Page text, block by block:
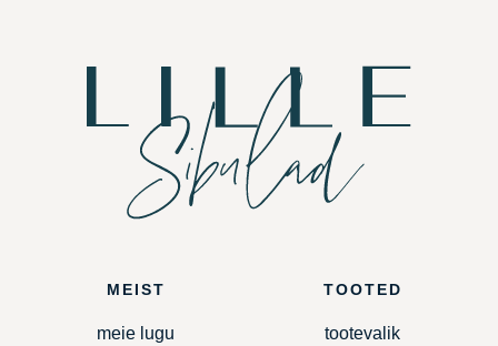
MEIST
meie lugu
TOOTED
tootevalik